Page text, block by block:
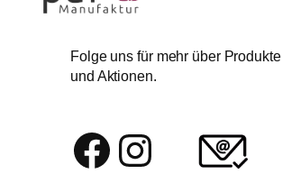
Folge uns für mehr über Produkte
und Aktionen.
Facebook Instagram